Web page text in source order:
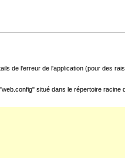
de l'erreur de l'application (pour des
situé dans le répertoire racine